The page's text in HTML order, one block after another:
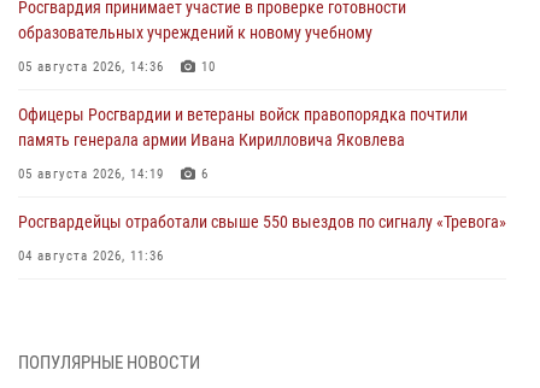
Росгвардия принимает участие в проверке готовности
образовательных учреждений к новому учебному
05 августа 2026, 14:36 10
Офицеры Росгвардии и ветераны войск правопорядка почтили
память генерала армии Ивана Кирилловича Яковлева
05 августа 2026, 14:19 6
Росгвардейцы отработали свыше 550 выездов по сигналу «Тревога»
04 августа 2026, 11:36
04 августа 2026, 09:05
ПОПУЛЯРНЫЕ НОВОСТИ